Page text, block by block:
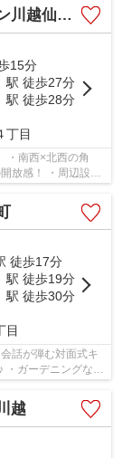
仙波町
15分
駅 徒歩27分
駅 徒歩28分
丁目
放感！ ・周辺設備
徒歩17分
駅 徒歩19分
駅 徒歩30分
目
話が弾む対面式キ
・ガーデニングなど
越